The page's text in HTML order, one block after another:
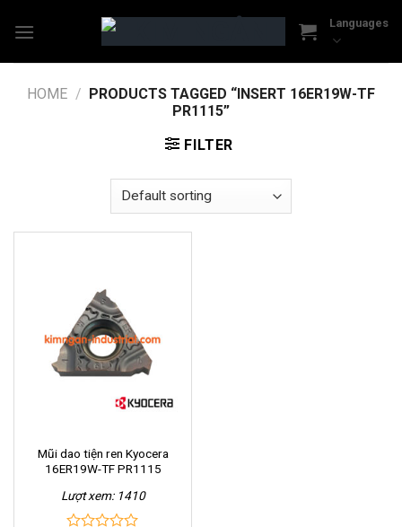
Languages
HOME / PRODUCTS TAGGED “INSERT 16ER19W-TF
PR1115”
FILTER
Mũi dao tiện ren Kyocera
16ER19W-TF PR1115
Lượt xem: 1410